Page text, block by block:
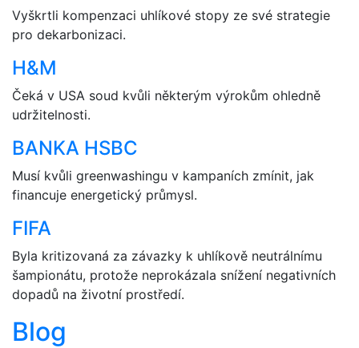
Vyškrtli kompenzaci uhlíkové stopy ze své strategie
pro dekarbonizaci.
H&M
Čeká v USA soud kvůli některým výrokům ohledně
udržitelnosti.
BANKA HSBC
Musí kvůli greenwashingu v kampaních zmínit, jak
financuje energetický průmysl.
FIFA
Byla kritizovaná za závazky k uhlíkově neutrálnímu
šampionátu, protože neprokázala snížení negativních
dopadů na životní prostředí.
Blog